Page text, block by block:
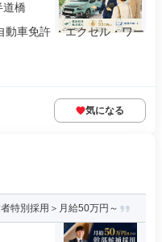
道橋
車免許 ・エクセル・ワー
気になる
特別採用＞月給50万円～